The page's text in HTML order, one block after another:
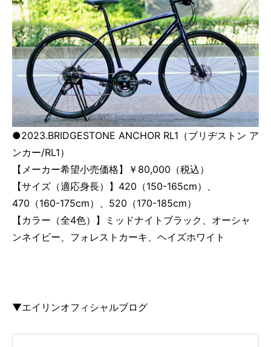
●2023.BRIDGESTONE ANCHOR RL1（ブリヂストン ア
ンカー/RL1）
【メーカー希望小売価格】￥80,000（税込）
【サイズ（適応身長）】420（150-165cm）、
470（160-175cm）、520（170-185cm）
【カラー（全4色）】ミッドナイトブラック、オーシャ
ンネイビー、フォレストカーキ、ヘイズホワイト
▼エイリンオフィシャルブログ